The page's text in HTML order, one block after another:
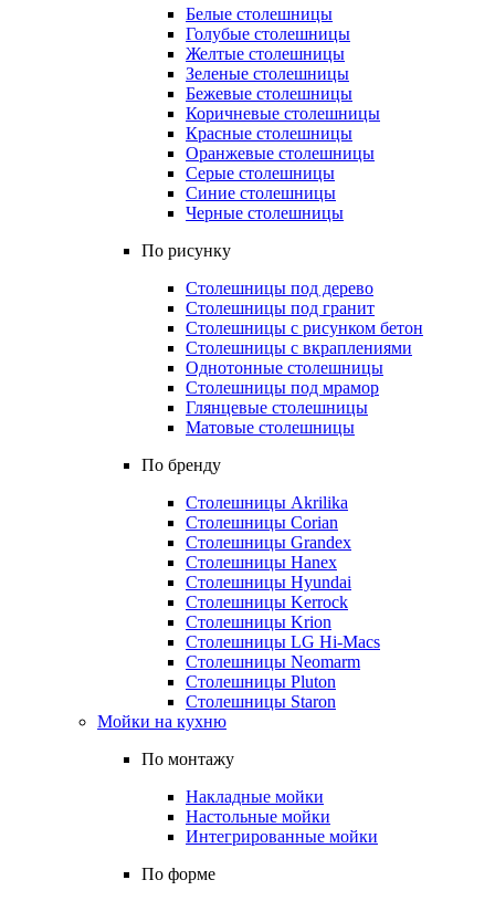
Белые столешницы
Голубые столешницы
Желтые столешницы
Зеленые столешницы
Бежевые столешницы
Коричневые столешницы
Красные столешницы
Оранжевые столешницы
Серые столешницы
Синие столешницы
Черные столешницы
По рисунку
Столешницы под дерево
Столешницы под гранит
Столешницы с рисунком бетон
Столешницы с вкраплениями
Однотонные столешницы
Столешницы под мрамор
Глянцевые столешницы
Матовые столешницы
По бренду
Столешницы Akrilika
Столешницы Corian
Столешницы Grandex
Столешницы Hanex
Столешницы Hyundai
Столешницы Kerrock
Столешницы Krion
Столешницы LG Hi-Macs
Столешницы Neomarm
Столешницы Pluton
Столешницы Staron
Мойки на кухню
По монтажу
Накладные мойки
Настольные мойки
Интегрированные мойки
По форме